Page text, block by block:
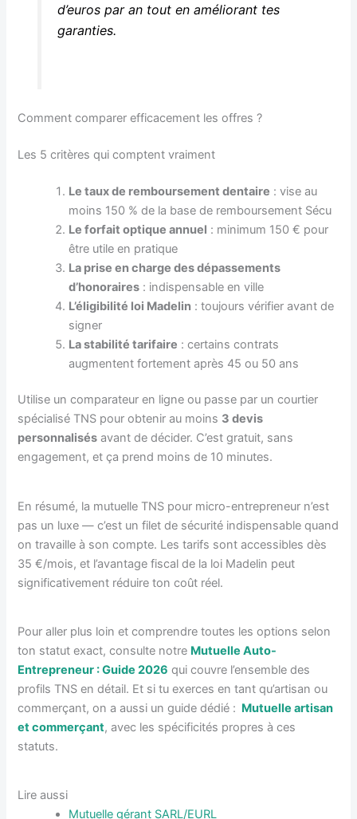
d’euros par an tout en améliorant tes
garanties.
Comment comparer efficacement les offres ?
Les 5 critères qui comptent vraiment
Le taux de remboursement dentaire : vise au
moins 150 % de la base de remboursement Sécu
Le forfait optique annuel : minimum 150 € pour
être utile en pratique
La prise en charge des dépassements
d’honoraires : indispensable en ville
L’éligibilité loi Madelin : toujours vérifier avant de
signer
La stabilité tarifaire : certains contrats
augmentent fortement après 45 ou 50 ans
Utilise un comparateur en ligne ou passe par un courtier
spécialisé TNS pour obtenir au moins 3 devis
personnalisés avant de décider. C’est gratuit, sans
engagement, et ça prend moins de 10 minutes.
En résumé, la mutuelle TNS pour micro-entrepreneur n’est
pas un luxe — c’est un filet de sécurité indispensable quand
on travaille à son compte. Les tarifs sont accessibles dès
35 €/mois, et l’avantage fiscal de la loi Madelin peut
significativement réduire ton coût réel.
Pour aller plus loin et comprendre toutes les options selon
ton statut exact, consulte notre Mutuelle Auto-
Entrepreneur : Guide 2026 qui couvre l’ensemble des
profils TNS en détail. Et si tu exerces en tant qu’artisan ou
commerçant, on a aussi un guide dédié : Mutuelle artisan
et commerçant, avec les spécificités propres à ces
statuts.
Lire aussi
Mutuelle gérant SARL/EURL